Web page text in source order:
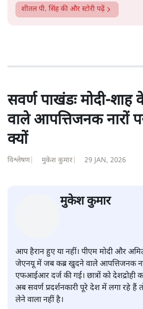
की। इसके बाद पारिवारिक व्यवसाय में
'समकाल' पाक्षिक समाचार पत्रिका का क़रीब
।
शीतल पी. सिंहकी और स्टोरी पढ़ें
क्यों
विश्लेषण| मुकेश कुमार | 29 JAN, 2026